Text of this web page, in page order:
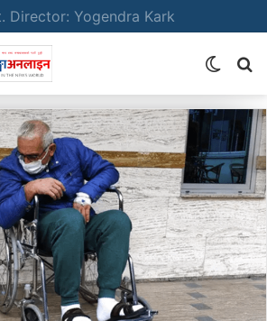
Sunil Neure
Switch